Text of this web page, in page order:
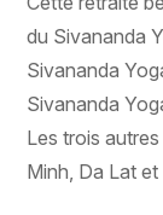
du Sivananda
Sivananda
Sivananda
Les trois
Minh, Da Lat